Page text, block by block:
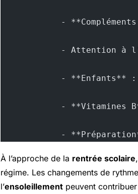
-
- Attention à
- **Enfants**
- **Vitamines
-
À l’approche de la rentrée scolaire
régime. Les changements de
l’ensoleillement peuvent